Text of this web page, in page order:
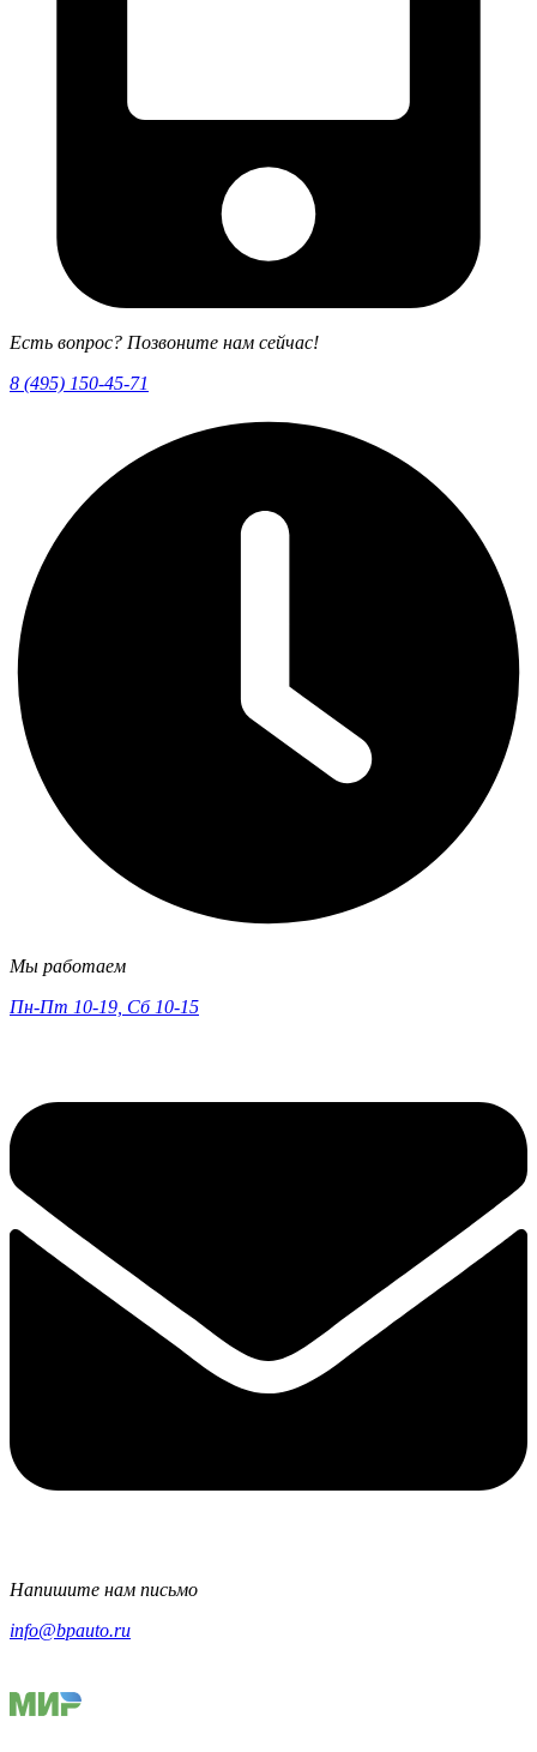
Есть вопрос? Позвоните нам сейчас!
8 (495) 150-45-71
Мы работаем
Пн-Пт 10-19, Сб 10-15
Напишите нам письмо
info@bpauto.ru